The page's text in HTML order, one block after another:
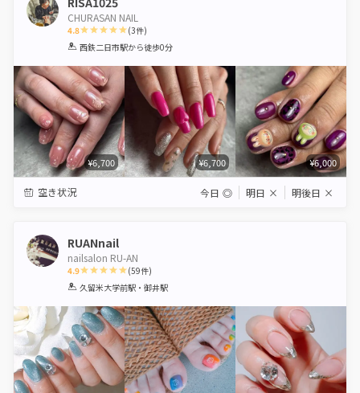
CHURASAN NAIL
4.8
1 2 3 4 5
(3件)
西鉄二日市駅から徒歩0分
¥6,700 ¥6,700 ¥6,000
空き状況 今日 ◎ 明日 × 明後日 ×
RUANnail
nailsalon RU-AN
4.9
1 2 3 4 5
(59件)
久留米大学前駅・御井駅